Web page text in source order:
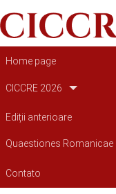
Navegação principal
Home page
CICCRE 2026
Ediții anterioare
Quaestiones Romanicae
Contato